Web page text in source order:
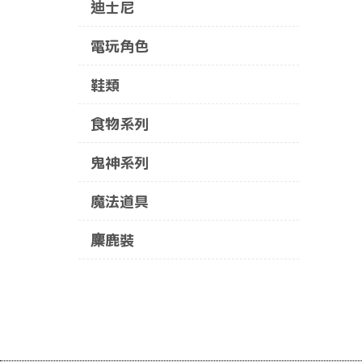
迪士尼
電玩角色
鞋類
食物系列
鬼神系列
魔法道具
麋鹿裝